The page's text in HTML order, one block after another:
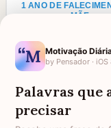
1 ANO DE
MÃE
AMIGA QUE PERDEU
ANIVERSÁRIO PARA
FALECIDA
Motivação
by Pensador ·
Palavras que
precisar